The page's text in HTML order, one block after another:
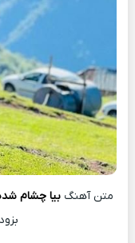
متن آهنگبیا چشام